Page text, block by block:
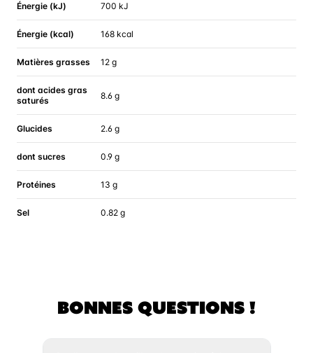
Énergie (kJ) 700 kJ
Énergie (kcal) 168 kcal
Matières grasses 12 g
dont acides gras
saturés
8.6 g
Glucides 2.6 g
dont sucres 0.9 g
Protéines 13 g
Sel 0.82 g
BONNES QUESTIONS !